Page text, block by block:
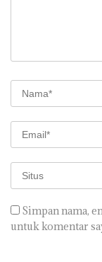
Simpan nama,
untuk komentar